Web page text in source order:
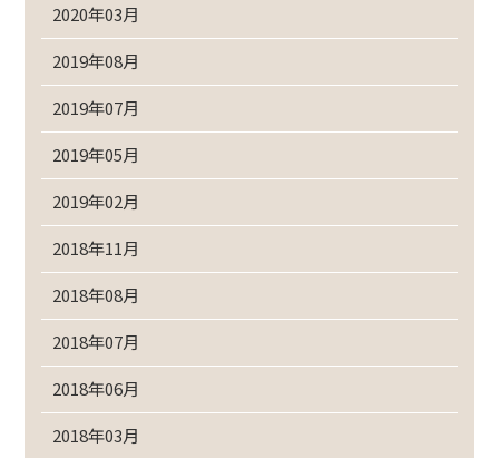
2020年03月
2019年08月
2019年07月
2019年05月
2019年02月
2018年11月
2018年08月
2018年07月
2018年06月
2018年03月